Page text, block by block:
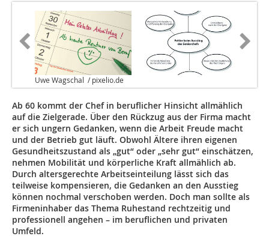
Uwe Wagschal / pixelio.de
Ab 60 kommt der Chef in beruflicher Hinsicht allmählich
auf die Zielgerade. Über den Rückzug aus der Firma macht
er sich ungern Gedanken, wenn die Arbeit Freude macht
und der Betrieb gut läuft. Obwohl Ältere ihren eigenen
Gesundheitszustand als „gut“ oder „sehr gut“ einschätzen,
nehmen Mobilität und körperliche Kraft allmählich ab.
Durch altersgerechte Arbeitseinteilung lässt sich das
teilweise kompensieren, die Gedanken an den Ausstieg
können nochmal verschoben werden. Doch man sollte als
Firmeninhaber das Thema Ruhestand rechtzeitig und
professionell angehen – im beruflichen und privaten
Umfeld.